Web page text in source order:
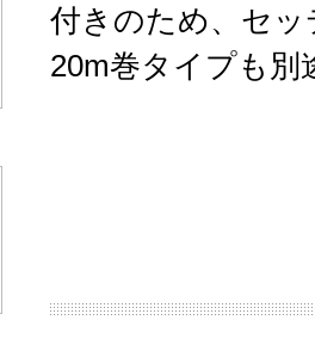
付きのため、セ
20m巻タイプも別